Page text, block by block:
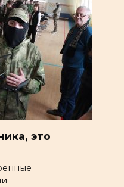
это